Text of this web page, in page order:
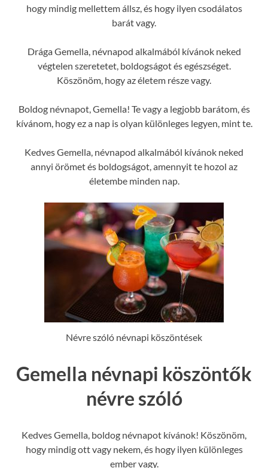
hogy mindig mellettem állsz, és hogy ilyen csodálatos
barát vagy.
Drága Gemella, névnapod alkalmából kívánok neked
végtelen szeretetet, boldogságot és egészséget.
Köszönöm, hogy az életem része vagy.
Boldog névnapot, Gemella! Te vagy a legjobb barátom, és
kívánom, hogy ez a nap is olyan különleges legyen, mint te.
Kedves Gemella, névnapod alkalmából kívánok neked
annyi örömet és boldogságot, amennyit te hozol az
életembe minden nap.
Névre szóló névnapi köszöntések
Gemella névnapi köszöntők
névre szóló
Kedves Gemella, boldog névnapot kívánok! Köszönöm,
hogy mindig ott vagy nekem, és hogy ilyen különleges
ember vagy.